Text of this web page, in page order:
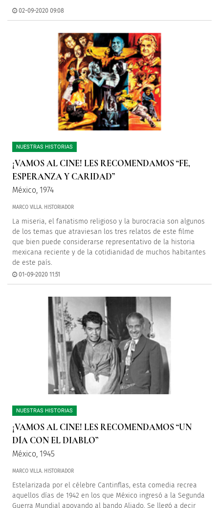
02-09-2020 09:08
NUESTRAS HISTORIAS
¡VAMOS AL CINE! LES RECOMENDAMOS “FE,
ESPERANZA Y CARIDAD”
México, 1974
MARCO VILLA. HISTORIADOR
La miseria, el fanatismo religioso y la burocracia son algunos
de los temas que atraviesan los tres relatos de este filme
que bien puede considerarse representativo de la historia
mexicana reciente y de la cotidianidad de muchos habitantes
de este país.
01-09-2020 11:51
NUESTRAS HISTORIAS
¡VAMOS AL CINE! LES RECOMENDAMOS “UN
DÍA CON EL DIABLO”
México, 1945
MARCO VILLA. HISTORIADOR
Estelarizada por el célebre Cantinflas, esta comedia recrea
aquellos días de 1942 en los que México ingresó a la Segunda
Guerra Mundial apoyando al bando Aliado. Se llegó a decir